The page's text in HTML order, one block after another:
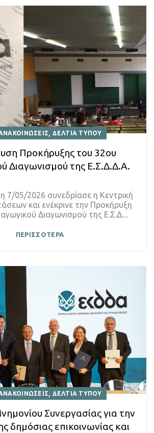
,ΔΕΛΤΙΑ ΤΥΠΟΥ
Προκήρυξης του 32ου
Διαγωνισμού της Ε.Σ.Δ.Δ.Α.
7/05/2026 συνεδρίασε η Κεντρική
και ενέκρινε την Προκήρυξη
Διαγωνισμού της Ε.Σ.Δ....
ΠΕΡΙΣΣΟΤΕΡΑ
,ΔΕΛΤΙΑ ΤΥΠΟΥ
Συνεργασίας για την
δημόσιας επικοινωνίας και